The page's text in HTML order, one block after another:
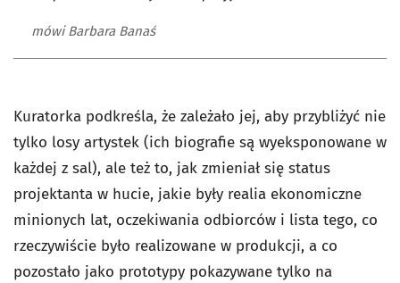
mówi Barbara Banaś
Kuratorka podkreśla, że zależało jej, aby przybliżyć nie
tylko losy artystek (ich biografie są wyeksponowane w
każdej z sal), ale też to, jak zmieniał się status
projektanta w hucie, jakie były realia ekonomiczne
minionych lat, oczekiwania odbiorców i lista tego, co
rzeczywiście było realizowane w produkcji, a co
pozostało jako prototypy pokazywane tylko na